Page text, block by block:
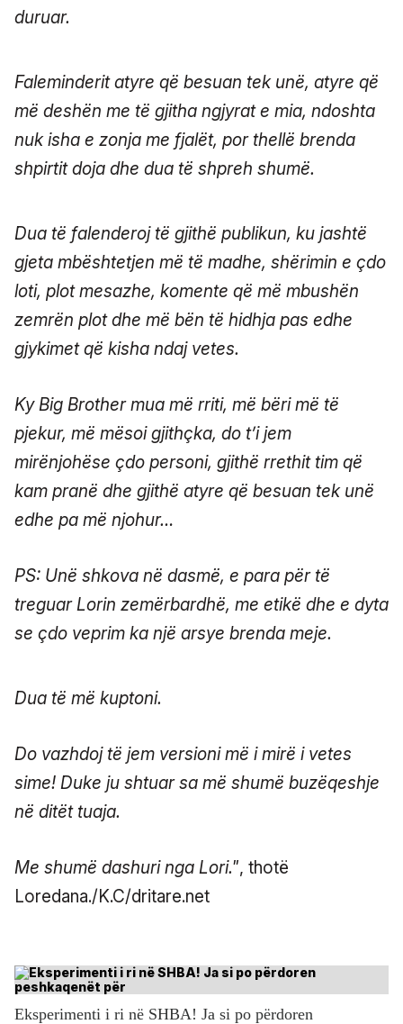
duruar.
Faleminderit atyre që besuan tek unë, atyre që
më deshën me të gjitha ngjyrat e mia, ndoshta
nuk isha e zonja me fjalët, por thellë brenda
shpirtit doja dhe dua të shpreh shumë.
Dua të falenderoj të gjithë publikun, ku jashtë
gjeta mbështetjen më të madhe, shërimin e çdo
loti, plot mesazhe, komente që më mbushën
zemrën plot dhe më bën të hidhja pas edhe
gjykimet që kisha ndaj vetes.
Ky Big Brother mua më rriti, më bëri më të
pjekur, më mësoi gjithçka, do t’i jem
mirënjohëse çdo personi, gjithë rrethit tim që
kam pranë dhe gjithë atyre që besuan tek unë
edhe pa më njohur…
PS: Unë shkova në dasmë, e para për të
treguar Lorin zemërbardhë, me etikë dhe e dyta
se çdo veprim ka një arsye brenda meje.
Dua të më kuptoni.
Do vazhdoj të jem versioni më i mirë i vetes
sime! Duke ju shtuar sa më shumë buzëqeshje
në ditët tuaja.
Me shumë dashuri nga Lori.", thotë
Loredana./K.C/dritare.net
Eksperimenti i ri në SHBA! Ja si po përdoren